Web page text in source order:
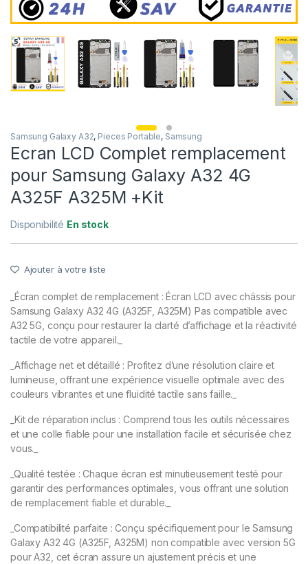
Samsung Galaxy A32, Pieces Portable, Samsung
Ecran LCD Complet remplacement
pour Samsung Galaxy A32 4G
A325F A325M +Kit
Disponibilité En stock
Ajouter à votre liste
_Écran complet de remplacement : Écran LCD avec châssis pour
Samsung Galaxy A32 4G (A325F, A325M) Pas compatible avec
A32 5G, conçu pour restaurer la clarté d’affichage et la réactivité
tactile de votre appareil._
_Affichage net et détaillé : Profitez d’une résolution claire et
lumineuse, offrant une expérience visuelle optimale avec des
couleurs vibrantes et une fluidité tactile sans faille._
_Kit de réparation inclus : Comprend tous les outils nécessaires
et une colle fiable pour une installation facile et sécurisée chez
vous._
_Qualité testée : Chaque écran est minutieusement testé pour
garantir des performances optimales, vous offrant une solution
de remplacement fiable et durable._
_Compatibilité parfaite : Conçu spécifiquement pour le Samsung
Galaxy A32 4G (A325F, A325M) non compatible avec version 5G
pour A32, cet écran assure un ajustement précis et une